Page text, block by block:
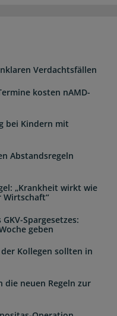
Verdachtsfällen
kosten nAMD-
bei Kindern mit
Abstandsregeln
„Krankheit wirkt wie
Wirtschaft“
Spargesetzes:
geben
Kollegen sollten in
die neuen Regeln zur